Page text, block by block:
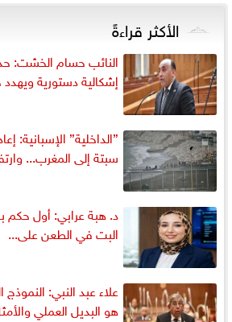
الأكثر قراءةً
النائب حسام الخشت:
إشكالية دستورية
سبتة إلى المغرب...
د. هبة عرابي: أول حكم
البت في الطعن على...
علاء عبد النبي:
هو البديل العملي